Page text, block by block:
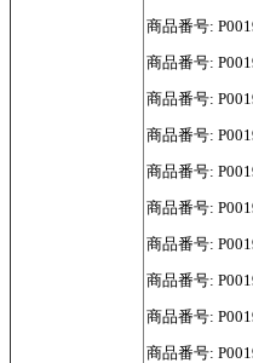
商品番号:
商品番号:
商品番号:
商品番号:
商品番号:
商品番号:
商品番号:
商品番号:
商品番号:
商品番号: